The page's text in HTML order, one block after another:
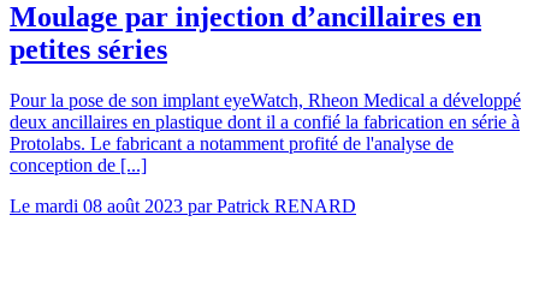
Moulage par injection d’ancillaires en
petites séries
Pour la pose de son implant eyeWatch, Rheon Medical a développé
deux ancillaires en plastique dont il a confié la fabrication en série à
Protolabs. Le fabricant a notamment profité de l'analyse de
conception de [...]
Le mardi 08 août 2023 parPatrick RENARD